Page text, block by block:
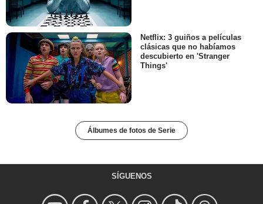
Netflix: 3 guiños a películas
clásicas que no habíamos
descubierto en 'Stranger
Things'
Álbumes de fotos de Serie
SÍGUENOS